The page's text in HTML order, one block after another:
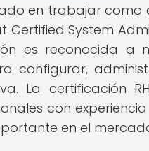
en trabajar como
Certified System
es reconocida a
configurar,
La certificación
con
en el